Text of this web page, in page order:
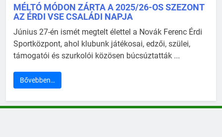
MÉLTÓ MÓDON ZÁRTA A 2025/26-OS SZEZONT
AZ ÉRDI VSE CSALÁDI NAPJA
Június 27-én ismét megtelt élettel a Novák Ferenc Érdi
Sportközpont, ahol klubunk játékosai, edzői, szülei,
támogatói és szurkolói közösen búcsúztatták ...
Bővebben…